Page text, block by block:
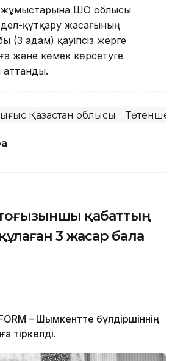
жұмыстарына ШҚО облысы
құтқару жасағының
(3 адам) қауіпсіз жерге
және көмек көрсетуге
аттанды.
Қазақстан облысы Төтенше
қабаттың
3 жасар бала
– Шымкентте бүлдіршіннің
тіркелді.